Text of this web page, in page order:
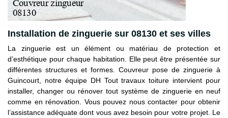
Installation de zinguerie sur 08130 et ses villes
La zinguerie est un élément ou matériau de protection et
d’esthétique pour chaque habitation. Elle peut être présentée sur
différentes structures et formes. Couvreur pose de zinguerie à
Guincourt, notre équipe DH Tout travaux toiture intervient pour
installer, changer ou rénover tout système de zinguerie en neuf
comme en rénovation. Vous pouvez nous contacter pour obtenir
l’assistance adéquate dont vous avez besoin pour votre projet. Le